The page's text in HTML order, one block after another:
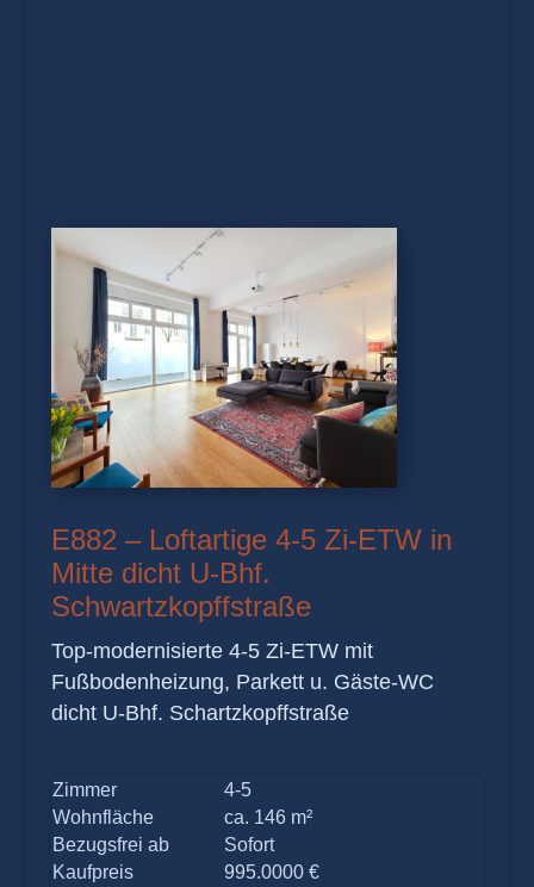
E882 – Loftartige 4-5 Zi-ETW in
Mitte dicht U-Bhf.
Schwartzkopffstraße
Top-modernisierte 4-5 Zi-ETW mit
Fußbodenheizung, Parkett u. Gäste-WC
dicht U-Bhf. Schartzkopffstraße
Zimmer
4-5
Wohnfläche
ca. 146 m²
Bezugsfrei ab
Sofort
Kaufpreis
995.0000 €